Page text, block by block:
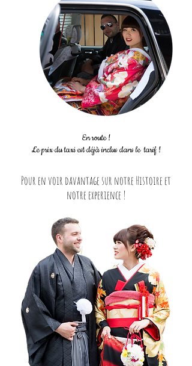
En route !
Le prix du taxi est déjà inclus dans le tarif !
Pour en voir davantage sur notre Histoire et
notre experience !